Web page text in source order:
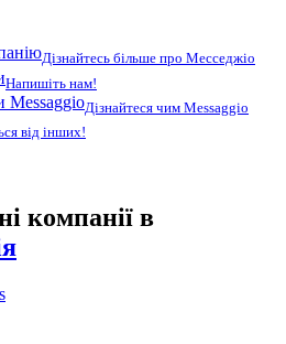
Дізнайтесь більше про Месседжіо
Напишіть нам!
MessaggioДізнайтеся чим Messaggio
від інших!
компанії в